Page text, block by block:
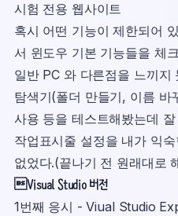
시험 전용 웹사이트
혹시 어떤 기능이 제한되어
서 윈도우 기본 기능들을 체
일반 PC 와 다른점을 느끼지
탐색기(폴더 만들기, 이름
사용 등을 테스트해봤는데
작업표시줄 설정을 내가 익
없었다.(끝나기 전 원래대로
Visual Studio 버전
1번째 응시 - Viual Studio